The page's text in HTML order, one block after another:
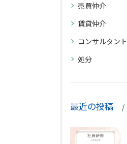
売買仲介
賃貸仲介
コンサルタント
処分
最近の投稿